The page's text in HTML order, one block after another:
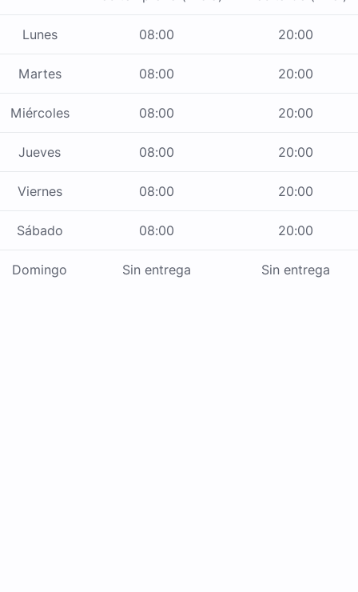
Lunes 08:00 20:00
Martes 08:00 20:00
Miércoles 08:00 20:00
Jueves 08:00 20:00
Viernes 08:00 20:00
Sábado 08:00 20:00
Domingo Sin entrega Sin entrega